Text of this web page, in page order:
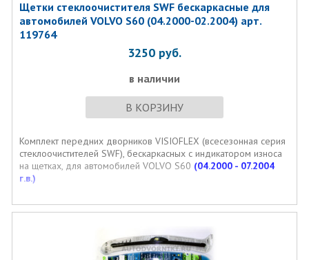
Щетки стеклоочистителя SWF бескаркасные для
автомобилей VOLVO S60 (04.2000-02.2004) арт.
119764
3250 руб.
в наличии
В КОРЗИНУ
Комплект передних дворников VISIOFLEX (всесезонная серия
стеклоочистителей SWF), бескаркасных с индикатором износа
на щетках, для автомобилей VOLVO S60 (04.2000 - 07.2004
г.в.)